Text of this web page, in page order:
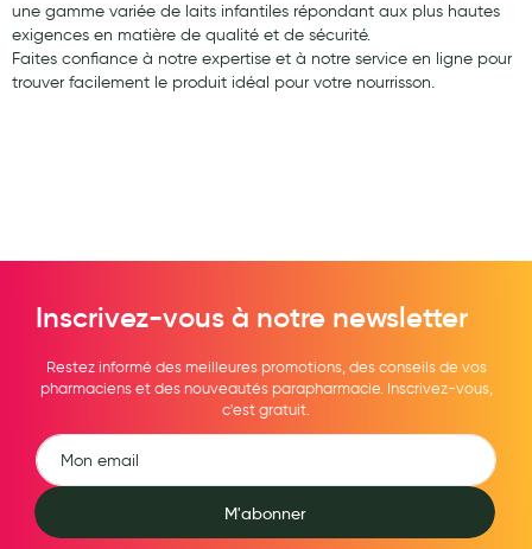
une gamme variée de laits infantiles répondant aux plus hautes
exigences en matière de qualité et de sécurité.
Faites confiance à notre expertise et à notre service en ligne pour
trouver facilement le produit idéal pour votre nourrisson.
Inscrivez-vous à notre newsletter
Restez informé des meilleures promotions, des conseils de vos
pharmaciens et des nouveautés parapharmacie. Inscrivez-vous,
c'est gratuit.
M'abonner